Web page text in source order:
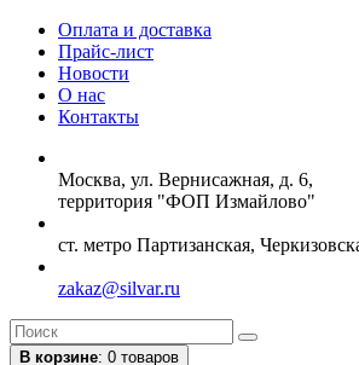
Оплата и доставка
Прайс-лист
Новости
О нас
Контакты
Москва, ул. Вернисажная, д. 6,
территория "ФОП Измайлово"
ст. метро Партизанская,
zakaz@silvar.ru
В корзине: 0 товаров